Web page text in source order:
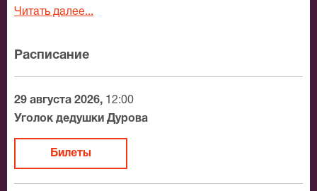
номеру телефона: +7 (495) 921-35-00. После
мероприятии, о расположении мест в зрительном
зале, о том как заказать билет и утвердит адрес
доставки.
золотой
После бронирования билетов, ожидайте доставку по
Читать далее...
Расписание
29 августа 2026, 12:00
Уголок дедушки Дурова
Билеты